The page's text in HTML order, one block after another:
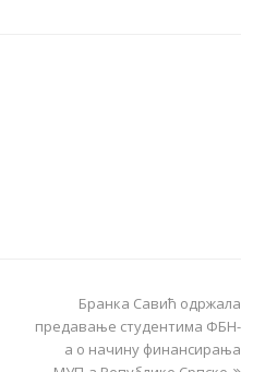
Бранка Савић одржала
предавање студентима ФБН-
а о начину финансирања